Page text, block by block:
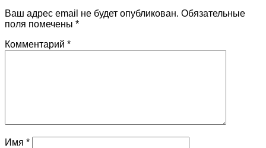
Ваш адрес email не будет опубликован. Обязательные
поля помечены *
Комментарий *
Имя *